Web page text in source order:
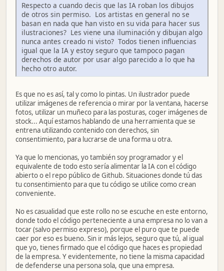
Respecto a cuando decis que las IA roban los dibujos
de otros sin permiso. Los artistas en general no se
basan en nada que han visto en su vida para hacer sus
ilustraciones? Les viene una iluminación y dibujan algo
nunca antes creado ni visto? Todos tienen influencias
igual que la IA y estoy seguro que tampoco pagan
derechos de autor por usar algo parecido a lo que ha
hecho otro autor.
Es que no es así, tal y como lo pintas. Un ilustrador puede
utilizar imágenes de referencia o mirar por la ventana, hacerse
fotos, utilizar un muñeco para las posturas, coger imágenes de
stock... Aquí estamos hablando de una herramienta que se
entrena utilizando contenido con derechos, sin
consentimiento, para lucrarse de una forma u otra.
Ya que lo mencionas, yo también soy programador y el
equivalente de todo esto sería alimentar la IA con el código
abierto o el repo público de Github. Situaciones donde tú das
tu consentimiento para que tu código se utilice como crean
conveniente.
No es casualidad que este rollo no se escuche en este entorno,
donde todo el código perteneciente a una empresa no lo van a
tocar (salvo permiso expreso), porque el puro que te puede
caer por eso es bueno. Sin ir más lejos, seguro que tú, al igual
que yo, tienes firmado que el código que haces es propiedad
de la empresa. Y evidentemente, no tiene la misma capacidad
de defenderse una persona sola, que una empresa.